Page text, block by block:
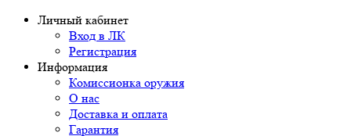
Личный кабинет
Вход в ЛК
Регистрация
Информация
Комиссионка оружия
О нас
Доставка и оплата
Гарантия